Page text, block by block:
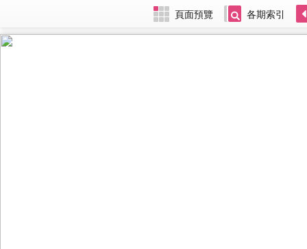
頁面預覽 各期索引